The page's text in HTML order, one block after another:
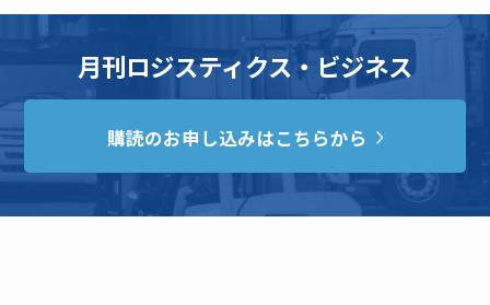
月刊ロジスティクス・ビジネス
購読のお申し込みはこちらから